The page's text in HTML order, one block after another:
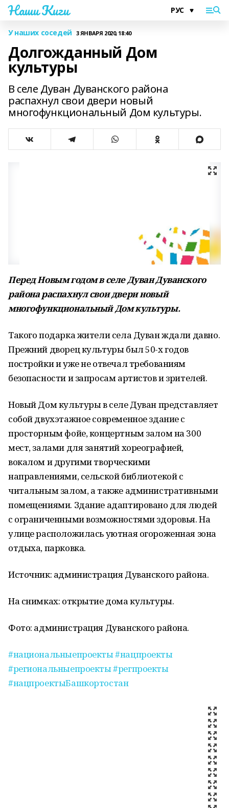
Наши Киги
У наших соседей 3 ЯНВАРЯ 2020, 18:40
Долгожданный Дом
культуры
В селе Дуван Дуванского района
распахнул свои двери новый
многофункциональный Дом культуры.
Перед Новым годом в селе Дуван Дуванского
района распахнул свои двери новый
многофункциональный Дом культуры.
Такого подарка жители села Дуван ждали давно.
Прежний дворец культуры был 50-х годов
постройки и уже не отвечал требованиям
безопасности и запросам артистов и зрителей.
Новый Дом культуры в селе Дуван представляет
собой двухэтажное современное здание с
просторным фойе, концертным залом на 300
мест, залами для занятий хореографией,
вокалом и другими творческими
направлениями, сельской библиотекой с
читальным залом, а также административными
помещениями. Здание адаптировано для людей
с ограниченными возможностями здоровья. На
улице расположилась уютная огороженная зона
отдыха, парковка.
Источник: администрация Дуванского района.
На снимках: открытие дома культуры.
Фото: администрация Дуванского района.
#национальныепроекты#нацпроекты
#региональныепроекты#регпроекты
#нацпроектыБашкортостан